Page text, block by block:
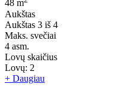
48 m
Aukštas
Aukštas 3 iš 4
Maks. svečiai
4 asm.
Lovų skaičius
Lovų: 2
+ Daugiau